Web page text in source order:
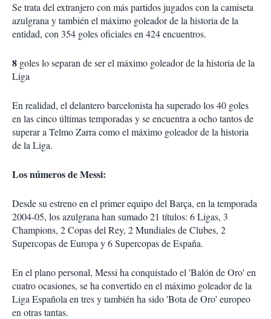
Se trata del extranjero con más partidos jugados con la camiseta
azulgrana y también el máximo goleador de la historia de la
entidad, con 354 goles oficiales en 424 encuentros.
8 goles lo separan de ser el máximo goleador de la historia de la
Liga
En realidad, el delantero barcelonista ha superado los 40 goles
en las cinco últimas temporadas y se encuentra a ocho tantos de
superar a Telmo Zarra como el máximo goleador de la historia
de la Liga.
Los números de Messi:
Desde su estreno en el primer equipo del Barça, en la temporada
2004-05, los azulgrana han sumado 21 títulos: 6 Ligas, 3
Champions, 2 Copas del Rey, 2 Mundiales de Clubes, 2
Supercopas de Europa y 6 Supercopas de España.
En el plano personal, Messi ha conquistado el 'Balón de Oro' en
cuatro ocasiones, se ha convertido en el máximo goleador de la
Liga Española en tres y también ha sido 'Bota de Oro' europeo
en otras tantas.